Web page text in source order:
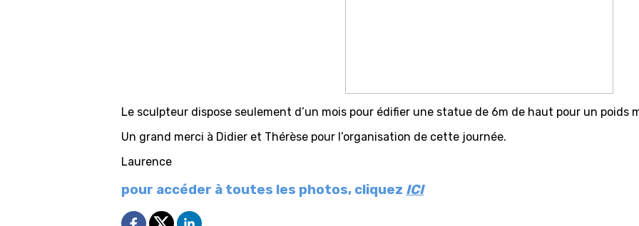
Le sculpteur dispose seulement d’un mois pour édifier une statue de 6m de haut pour un poids
Un grand merci à Didier et Thérèse pour l’organisation de cette journée.
Laurence
pour accéder à toutes les photos, cliquez ICI